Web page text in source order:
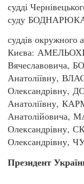
судді
суду БОДНАРЮКА
суддів окружного
Києва:
Вячеславовича,
Анатоліївну,
Олександрівну,
Анатоліївну,
Анатолійовича,
Олександрівну,
Олександрівну,
Президент